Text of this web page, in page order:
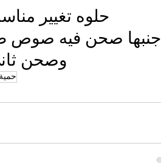
حلوه تغيير
جنبها صحن فيه صوص
وصحن
حمية